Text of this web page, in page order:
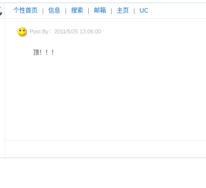
个性首页 信息 搜索 邮箱 主页 UC
Post By：2011/5/25 13:06:00
顶！！！